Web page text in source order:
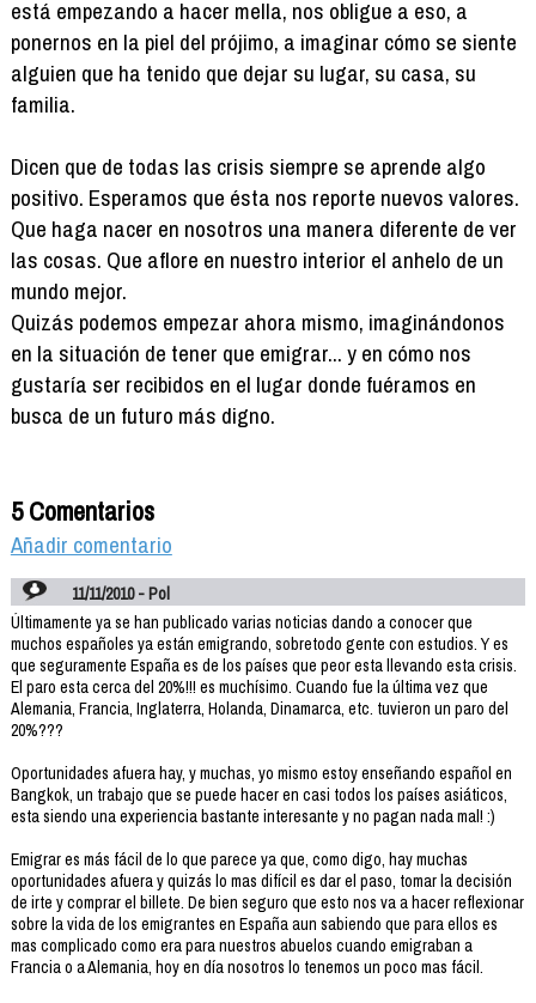
está empezando a hacer mella, nos obligue a eso, a
ponernos en la piel del prójimo, a imaginar cómo se siente
alguien que ha tenido que dejar su lugar, su casa, su
familia.
Dicen que de todas las crisis siempre se aprende algo
positivo. Esperamos que ésta nos reporte nuevos valores.
Que haga nacer en nosotros una manera diferente de ver
las cosas. Que aflore en nuestro interior el anhelo de un
mundo mejor.
Quizás podemos empezar ahora mismo, imaginándonos
en la situación de tener que emigrar... y en cómo nos
gustaría ser recibidos en el lugar donde fuéramos en
busca de un futuro más digno.
5 Comentarios
Añadir comentario
11/11/2010 - Pol
Últimamente ya se han publicado varias noticias dando a conocer que
muchos españoles ya están emigrando, sobretodo gente con estudios. Y es
que seguramente España es de los países que peor esta llevando esta crisis.
El paro esta cerca del 20%!!! es muchísimo. Cuando fue la última vez que
Alemania, Francia, Inglaterra, Holanda, Dinamarca, etc. tuvieron un paro del
20%???
Oportunidades afuera hay, y muchas, yo mismo estoy enseñando español en
Bangkok, un trabajo que se puede hacer en casi todos los países asiáticos,
esta siendo una experiencia bastante interesante y no pagan nada mal! :)
Emigrar es más fácil de lo que parece ya que, como digo, hay muchas
oportunidades afuera y quizás lo mas difícil es dar el paso, tomar la decisión
de irte y comprar el billete. De bien seguro que esto nos va a hacer reflexionar
sobre la vida de los emigrantes en España aun sabiendo que para ellos es
mas complicado como era para nuestros abuelos cuando emigraban a
Francia o a Alemania, hoy en día nosotros lo tenemos un poco mas fácil.